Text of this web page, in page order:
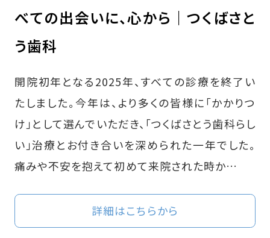
べての出会いに、心から｜つくばさと
う歯科
開院初年となる2025年、すべての診療を終了い
たしました。今年は、より多くの皆様に「かかりつ
け」として選んでいただき、「つくばさとう歯科らし
い」治療とお付き合いを深められた一年でした。
痛みや不安を抱えて初めて来院された時か…
詳細はこちらから